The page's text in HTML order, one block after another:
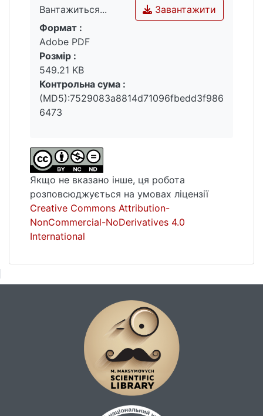
планування за рівнями системи управління
з їх інтеграцією в єдину систему
матричного управління ПТПП.
Розроблено організаційні механізми і
структури процесів матричного
управління портфелями типових проектів і
програм та програмно-інформаційні
засоби матричної інформаційної технології
Вантажиться...
Вантажиться...
Завантажити
Формат :
Adobe PDF
Розмір :
549.21 KB
Контрольна сума :
(MD5):7529083a8814d71096fbedd3f986
6473
Якщо не вказано інше, ця робота
розповсюджується на умовах ліцензії
Creative Commons Attribution-
NonCommercial-NoDerivatives 4.0
International